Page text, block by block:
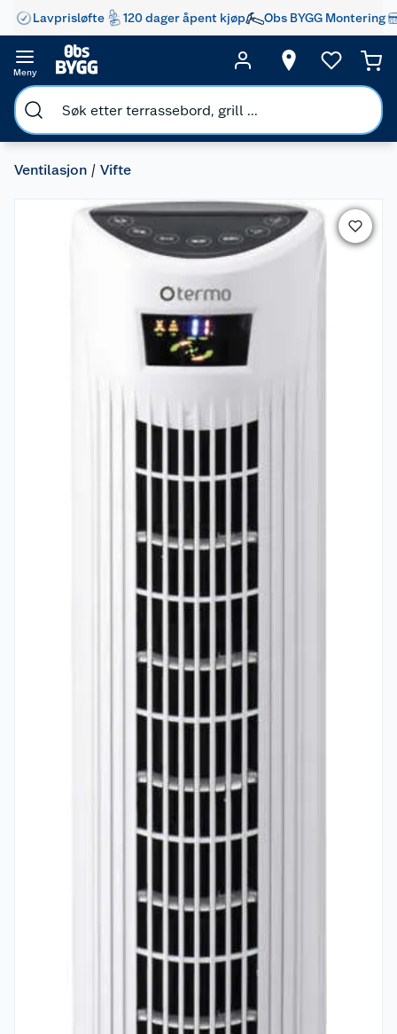
Lavprisløfte 120 dager åpent kjøp Obs BYGG Montering
Meny
Ventilasjon Vifte